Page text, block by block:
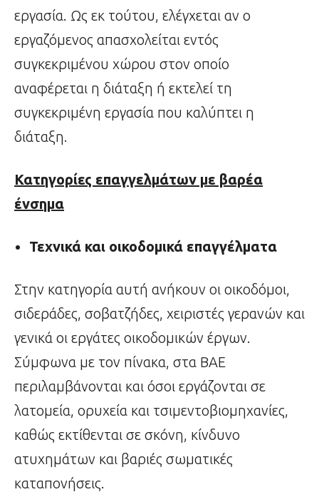
εργασία. Ως εκ τούτου, ελέγχεται αν ο
εργαζόμενος απασχολείται εντός
συγκεκριμένου χώρου στον οποίο
αναφέρεται η διάταξη ή εκτελεί τη
συγκεκριμένη εργασία που καλύπτει η
διάταξη.
Κατηγορίες επαγγελμάτων με βαρέα
ένσημα
Τεχνικά και οικοδομικά επαγγέλματα
Στην κατηγορία αυτή ανήκουν οι οικοδόμοι,
σιδεράδες, σοβατζήδες, χειριστές γερανών και
γενικά οι εργάτες οικοδομικών έργων.
Σύμφωνα με τον πίνακα, στα ΒΑΕ
περιλαμβάνονται και όσοι εργάζονται σε
λατομεία, ορυχεία και τσιμεντοβιομηχανίες,
καθώς εκτίθενται σε σκόνη, κίνδυνο
ατυχημάτων και βαριές σωματικές
καταπονήσεις.